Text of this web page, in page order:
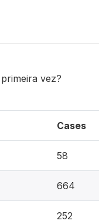
vez?
Cases
58
664
252